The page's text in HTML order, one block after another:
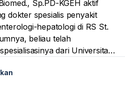
Sp.PD-KGEH aktif
dokter spesialis penyakit
hepatologi di RS St.
beliau telah
dari Universitas
menamatkan pendidikan
Udayana.